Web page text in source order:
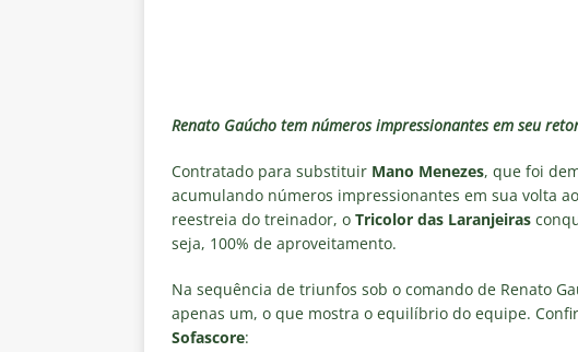
Vasco
NOTÍCIAS
[ 5 de agosto de 2026 ] Fluminense anuncia
NOTÍCIAS
[ 5 de agosto de 2026 ]
Estatísticas
DICAS DE APOSTAS
[ 5 de agosto de 2026 ] ALERTA GERAL!
Renato Gaúcho tem números impressionantes em seu
Contratado para substituir Mano Menezes, que foi
acumulando números impressionantes em sua volta
reestreia do treinador, o Tricolor das Laranjeiras
seja, 100% de aproveitamento.
Na sequência de triunfos sob o comando de Renato
apenas um, o que mostra o equilíbrio do equipe.
Sofascore: